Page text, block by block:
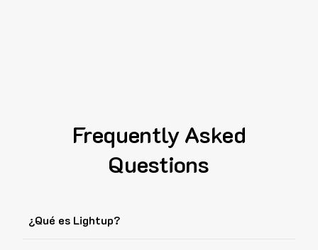
Frequently Asked
Questions
¿Qué es Lightup?